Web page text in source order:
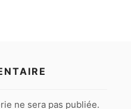
ne sera pas publiée.